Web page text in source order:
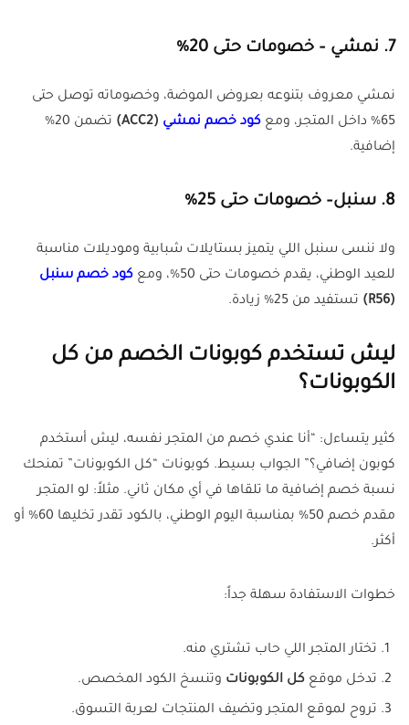
7. نمشي – خصومات حتى 20%
نمشي معروف بتنوعه بعروض الموضة، وخصوماته توصل حتى
65% داخل المتجر، ومع
كود خصم نمشي (ACC2)
تضمن 20%
إضافية.
8. سنبل– خصومات حتى 25%
ولا ننسى سنبل اللي يتميز بستايلات شبابية وموديلات مناسبة
للعيد الوطني، يقدم خصومات حتى 50%، ومع
كود خصم سنبل
(R56)
تستفيد من 25% زيادة.
ليش تستخدم كوبونات الخصم من كل
الكوبونات؟
كثير يتساءل: “أنا عندي خصم من المتجر نفسه، ليش أستخدم
كوبون إضافي؟” الجواب بسيط. كوبونات “كل الكوبونات” تمنحك
نسبة خصم إضافية ما تلقاها في أي مكان ثاني. مثلاً: لو المتجر
مقدم خصم 50% بمناسبة اليوم الوطني، بالكود تقدر تخليها 60% أو
أكثر.
خطوات الاستفادة سهلة جداً:
تختار المتجر اللي حاب تشتري منه.
تدخل موقع كل الكوبونات وتنسخ الكود المخصص.
تروح لموقع المتجر وتضيف المنتجات لعربة التسوق.